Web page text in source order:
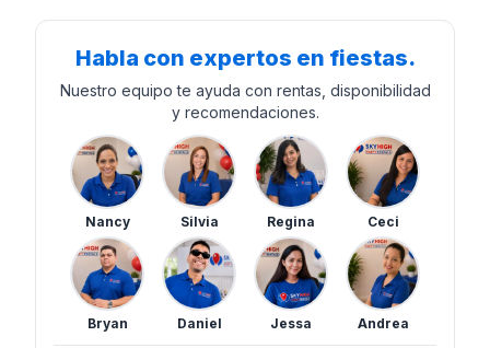
Habla con expertos en fiestas.
Nuestro equipo te ayuda con rentas, disponibilidad
y recomendaciones.
Nancy Silvia Regina Ceci
Bryan Daniel Jessa Andrea